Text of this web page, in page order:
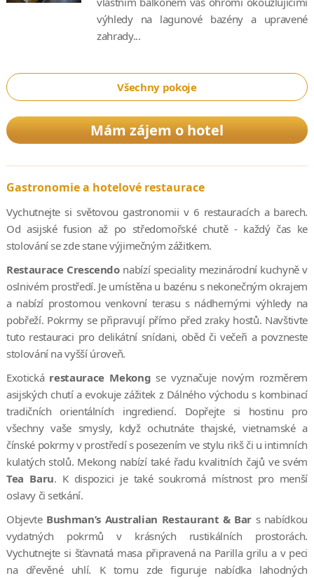
výhledy na lagunové bazény a upravené
zahrady...
Všechny pokoje
Mám zájem o hotel
Gastronomie a hotelové restaurace
Vychutnejte si světovou gastronomii v 6 restauracích a barech.
Od asijské fusion až po středomořské chutě - každý čas ke
stolování se zde stane výjimečným zážitkem.
Restaurace Crescendonabízí speciality mezinárodní kuchyně v
oslnivém prostředí. Je umístěna u bazénu s nekonečným okrajem
a nabízí prostornou venkovní terasu s nádhernými výhledy na
pobřeží. Pokrmy se připravují přímo před zraky hostů. Navštivte
tuto restauraci pro delikátní snídani, oběd či večeři a povzneste
stolování na vyšší úroveň.
Exotická restaurace Mekong se vyznačuje novým rozměrem
asijských chutí a evokuje zážitek z Dálného východu s kombinací
tradičních orientálních ingrediencí. Dopřejte si hostinu pro
všechny vaše smysly, když ochutnáte thajské, vietnamské a
čínské pokrmy v prostředí s posezením ve stylu rikš či u intimních
kulatých stolů. Mekong nabízí také řadu kvalitních čajů ve svém
Tea Baru. K dispozici je také soukromá místnost pro menší
oslavy či setkání.
Objevte Bushman’s Australian Restaurant & Bars nabídkou
vydatných pokrmů v krásných rustikálních prostorách.
Vychutnejte si šťavnatá masa připravená na Parilla grilu a v peci
na dřevěné uhlí. K tomu zde figuruje nabídka lahodných